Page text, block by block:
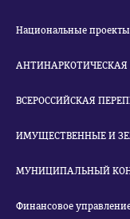
Национальные проекты
АНТИНАРКОТИЧЕСКАЯ
ВСЕРОССИЙСКАЯ
ИМУЩЕСТВЕННЫЕ И
МУНИЦИПАЛЬНЫЙ
Финансовое